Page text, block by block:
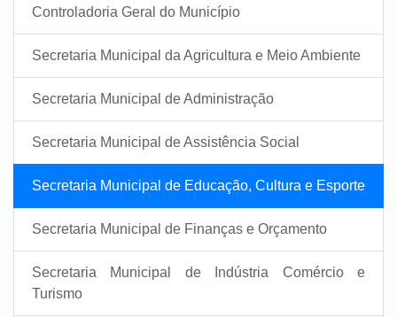
Controladoria Geral do Município
Secretaria Municipal da Agricultura e Meio Ambiente
Secretaria Municipal de Administração
Secretaria Municipal de Assistência Social
Secretaria Municipal de Educação, Cultura e Esporte
Secretaria Municipal de Finanças e Orçamento
Secretaria Municipal de Indústria Comércio e
Turismo